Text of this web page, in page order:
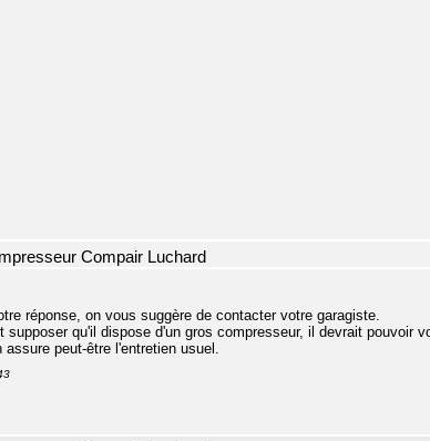
Compair Luchard
réponse, on vous suggère de contacter votre garagiste.
supposer qu'il dispose d'un gros compresseur, il devrait pouvoir
peut-être l'entretien usuel.